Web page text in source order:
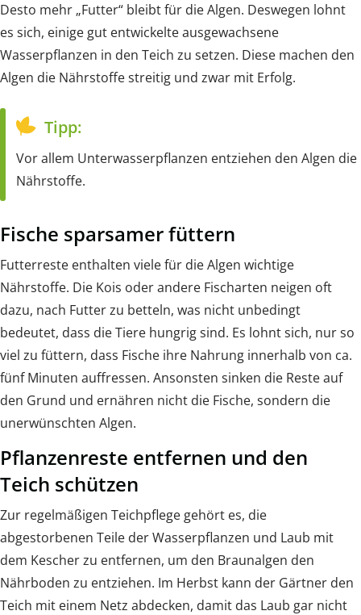
Desto mehr „Futter“ bleibt für die Algen. Deswegen lohnt
es sich, einige gut entwickelte ausgewachsene
Wasserpflanzen in den Teich zu setzen. Diese machen den
Algen die Nährstoffe streitig und zwar mit Erfolg.
Tipp:
Vor allem Unterwasserpflanzen entziehen den Algen die
Nährstoffe.
Fische sparsamer füttern
Futterreste enthalten viele für die Algen wichtige
Nährstoffe. Die Kois oder andere Fischarten neigen oft
dazu, nach Futter zu betteln, was nicht unbedingt
bedeutet, dass die Tiere hungrig sind. Es lohnt sich, nur so
viel zu füttern, dass Fische ihre Nahrung innerhalb von ca.
fünf Minuten auffressen. Ansonsten sinken die Reste auf
den Grund und ernähren nicht die Fische, sondern die
unerwünschten Algen.
Pflanzenreste entfernen und den
Teich schützen
Zur regelmäßigen Teichpflege gehört es, die
abgestorbenen Teile der Wasserpflanzen und Laub mit
dem Kescher zu entfernen, um den Braunalgen den
Nährboden zu entziehen. Im Herbst kann der Gärtner den
Teich mit einem Netz abdecken, damit das Laub gar nicht